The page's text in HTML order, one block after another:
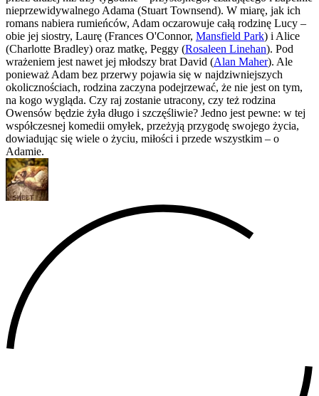
nieprzewidywalnego Adama (Stuart Townsend). W miarę, jak ich
romans nabiera rumieńców, Adam oczarowuje całą rodzinę Lucy –
obie jej siostry, Laurę (Frances O'Connor, Mansfield Park) i Alice
(Charlotte Bradley) oraz matkę, Peggy (Rosaleen Linehan). Pod
wrażeniem jest nawet jej młodszy brat David (Alan Maher). Ale
ponieważ Adam bez przerwy pojawia się w najdziwniejszych
okolicznościach, rodzina zaczyna podejrzewać, że nie jest on tym,
na kogo wygląda. Czy raj zostanie utracony, czy też rodzina
Owensów będzie żyła długo i szczęśliwie? Jedno jest pewne: w tej
współczesnej komedii omyłek, przeżyją przygodę swojego życia,
dowiadując się wiele o życiu, miłości i przede wszystkim – o
Adamie.